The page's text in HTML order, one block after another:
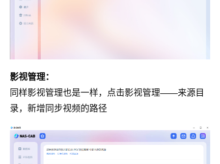
影视管理：
同样影视管理也是一样，点击影视管理——来源目
录，新增同步视频的路径